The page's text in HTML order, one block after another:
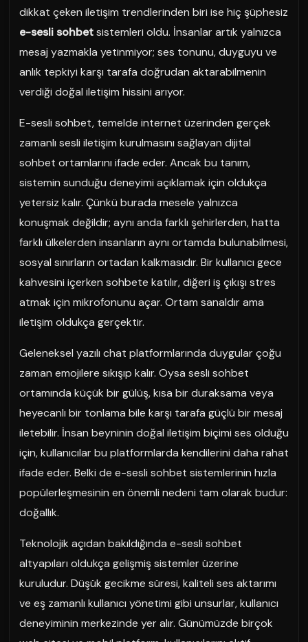
dikkat çeken iletişim trendlerinden biri ise hiç şüphesiz
e-sesli sohbetsistemleri oldu. İnsanlar artık yalnızca
mesaj yazmakla yetinmiyor; ses tonunu, duyguyu ve
anlık tepkiyi karşı tarafa doğrudan aktarabilmenin
verdiği doğal iletişim hissini arıyor.
E-sesli sohbet, temelde internet üzerinden gerçek
zamanlı sesli iletişim kurulmasını sağlayan dijital
sohbet ortamlarını ifade eder. Ancak bu tanım,
sistemin sunduğu deneyimi açıklamak için oldukça
yetersiz kalır. Çünkü burada mesele yalnızca
konuşmak değildir; aynı anda farklı şehirlerden, hatta
farklı ülkelerden insanların aynı ortamda bulunabilmesi,
sosyal sınırların ortadan kalkmasıdır. Bir kullanıcı gece
kahvesini içerken sohbete katılır, diğeri iş çıkışı stres
atmak için mikrofonunu açar. Ortam sanaldır ama
iletişim oldukça gerçektir.
Geleneksel yazılı chat platformlarında duygular çoğu
zaman emojilere sıkışıp kalır. Oysa sesli sohbet
ortamında küçük bir gülüş, kısa bir duraksama veya
heyecanlı bir tonlama bile karşı tarafa güçlü bir mesaj
iletebilir. İnsan beyninin doğal iletişim biçimi ses olduğu
için, kullanıcılar bu platformlarda kendilerini daha rahat
ifade eder. Belki de e-sesli sohbet sistemlerinin hızla
popülerleşmesinin en önemli nedeni tam olarak budur:
doğallık.
Teknolojik açıdan bakıldığında e-sesli sohbet
altyapıları oldukça gelişmiş sistemler üzerine
kuruludur. Düşük gecikme süresi, kaliteli ses aktarımı
ve eş zamanlı kullanıcı yönetimi gibi unsurlar, kullanıcı
deneyiminin merkezinde yer alır. Günümüzde birçok